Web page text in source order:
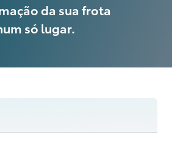
da sua frota
só lugar.